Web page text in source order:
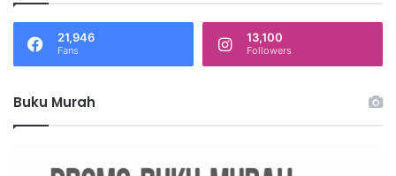
u
k
21,946
Fans
13,100
Followers
Buku Murah